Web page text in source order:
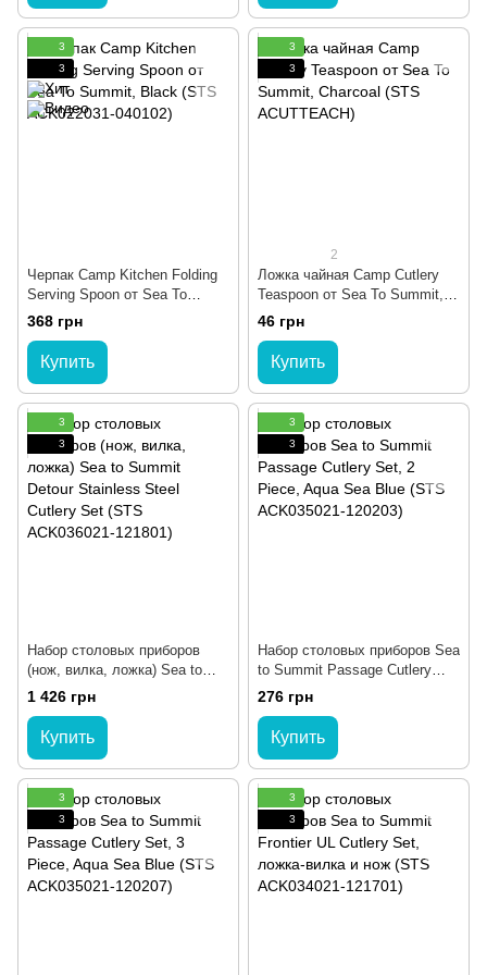
3
3
Черпак Camp Kitchen Folding
Serving Spoon от Sea To
Summit, Black (STS
ACK022031-040102)
368 грн
Купить
3
3
2
Ложка чайная Camp Cutlery
Teaspoon от Sea To Summit,
Charcoal (STS ACUTTEACH)
46 грн
Купить
3
3
Набор столовых приборов
(нож, вилка, ложка) Sea to
Summit Detour Stainless Steel
Cutlery Set (STS ACK036021-
121801)
1 426 грн
Купить
3
3
Набор столовых приборов Sea
to Summit Passage Cutlery
Set, 2 Piece, Aqua Sea Blue
(STS ACK035021-120203)
276 грн
Купить
3
3
3
3